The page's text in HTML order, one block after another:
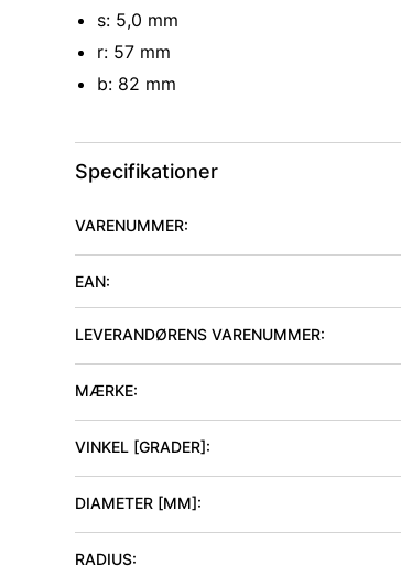
s: 5,0 mm
r: 57 mm
b: 82 mm
Specifikationer
VARENUMMER:
EAN:
LEVERANDØRENS VARENUMMER:
MÆRKE:
VINKEL [GRADER]:
DIAMETER [MM]:
RADIUS: